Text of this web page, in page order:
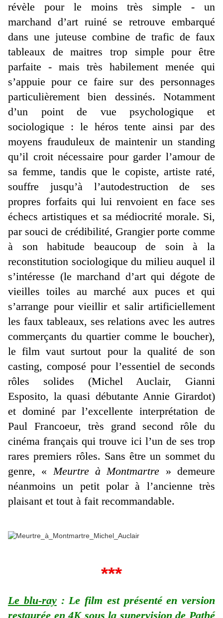
révèle pour le moins très simple - un
marchand d’art ruiné se retrouve embarqué
dans une juteuse combine de trafic de faux
tableaux de maitres trop simple pour être
parfaite - mais très habilement menée qui
s’appuie pour ce faire sur des personnages
particulièrement bien dessinés. Notamment
d’un point de vue psychologique et
sociologique : le héros tente ainsi par des
moyens frauduleux de maintenir un standing
qu’il croit nécessaire pour garder l’amour de
sa femme, tandis que le copiste, artiste raté,
souffre jusqu’à l’autodestruction de ses
propres forfaits qui lui renvoient en face ses
échecs artistiques et sa médiocrité morale. Si,
par souci de crédibilité, Grangier porte comme
à son habitude beaucoup de soin à la
reconstitution sociologique du milieu auquel il
s’intéresse (le marchand d’art qui dégote de
vieilles toiles au marché aux puces et qui
s’arrange pour vieillir et salir artificiellement
les faux tableaux, ses relations avec les autres
commerçants du quartier comme le boucher),
le film vaut surtout pour la qualité de son
casting, composé pour l’essentiel de seconds
rôles solides (Michel Auclair, Gianni
Esposito, la quasi débutante Annie Girardot)
et dominé par l’excellente interprétation de
Paul Francoeur, très grand second rôle du
cinéma français qui trouve ici l’un de ses trop
rares premiers rôles. Sans être un sommet du
genre, «Meurtre à Montmartre » demeure
néanmoins un petit polar à l’ancienne très
plaisant et tout à fait recommandable.
***
Le blu-ray: Le film est présenté en version
restaurée en 4K sous la supervision de Pathé